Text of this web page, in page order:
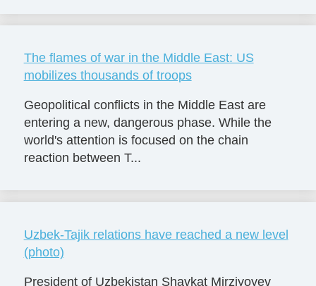
The flames of war in the Middle East: US
mobilizes thousands of troops
Geopolitical conflicts in the Middle East are
entering a new, dangerous phase. While the
world's attention is focused on the chain
reaction between T...
Uzbek-Tajik relations have reached a new level
(photo)
President of Uzbekistan Shavkat Mirziyoyev